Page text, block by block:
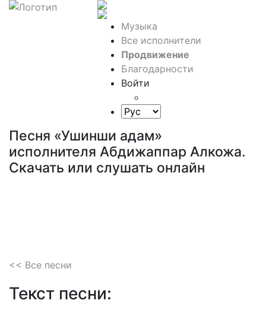
Музыка
Все исполнители
Продвижение
Благодарности
Войти
Песня «Ушинши адам»
исполнителя Абдижаппар Алкожа.
Скачать или слушать онлайн
<< Все песни
Текст песни: